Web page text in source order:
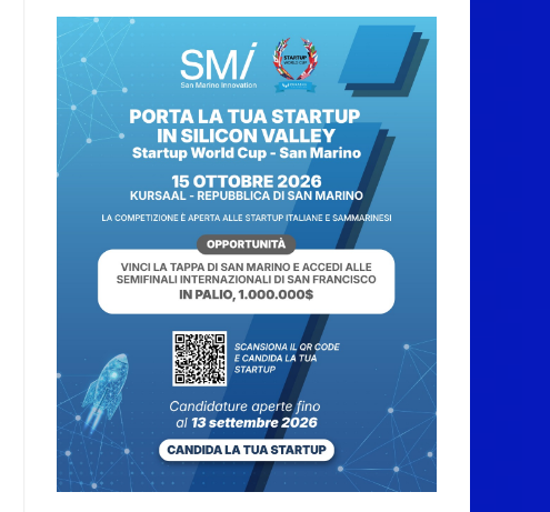
Protezione Civile San
Marino. Incendi
boschivi: attivazione
della fase preliminare
di preallarme, dal 3 al
9 agosto
6 Agosto 2026